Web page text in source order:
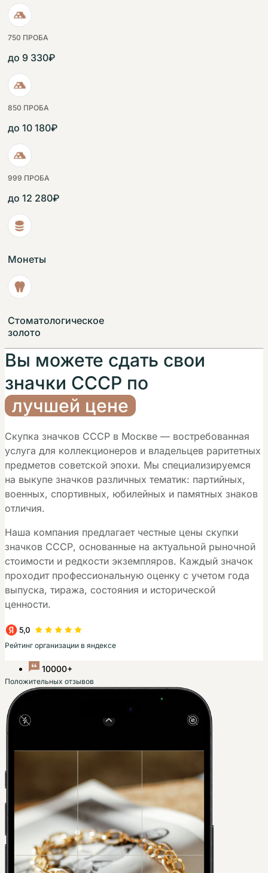
750 ПРОБА
до 9 330₽
850 ПРОБА
до 10 180₽
999 ПРОБА
до 12 280₽
Монеты
Стоматологическое
золото
Вы можете cдать свои
значки СССР по
лучшей цене
Скупка значков СССР в Москве — востребованная
услуга для коллекционеров и владельцев раритетных
предметов советской эпохи. Мы специализируемся
на выкупе значков различных тематик: партийных,
военных, спортивных, юбилейных и памятных знаков
отличия.
Наша компания предлагает честные цены скупки
значков СССР, основанные на актуальной рыночной
стоимости и редкости экземпляров. Каждый значок
проходит профессиональную оценку с учетом года
выпуска, тиража, состояния и исторической
ценности.
Рейтинг организации в яндексе
10000+
Положительных отзывов